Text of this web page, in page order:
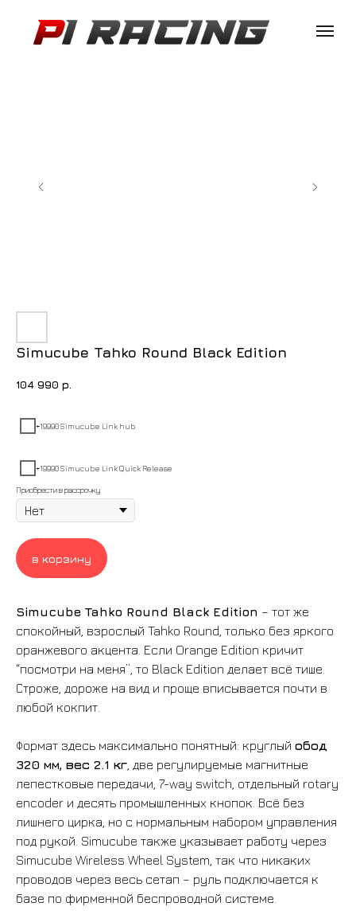
Simucube Tahko Round Black Edition
104 990 р.
+19990 Simucube Link hub
+19990 Simucube Link Quick Release
Приобрести в рассрочку
в корзину
Simucube Tahko Round Black Edition – тот же
спокойный, взрослый Tahko Round, только без яркого
оранжевого акцента. Если Orange Edition кричит
“посмотри на меня”, то Black Edition делает всё тише.
Строже, дороже на вид и проще вписывается почти в
любой кокпит.
Формат здесь максимально понятный: круглый обод
320 мм, вес 2.1 кг , две регулируемые магнитные
лепестковые передачи, 7-way switch, отдельный rotary
encoder и десять промышленных кнопок. Всё без
лишнего цирка, но с нормальным набором управления
под рукой. Simucube также указывает работу через
Simucube Wireless Wheel System, так что никаких
проводов через весь сетап – руль подключается к
базе по фирменной беспроводной системе.